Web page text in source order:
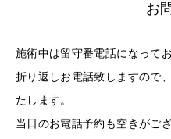
お
施術中は留守番電話になってお
折り返しお電話致しますので
たします。
当日のお電話予約も空きがご